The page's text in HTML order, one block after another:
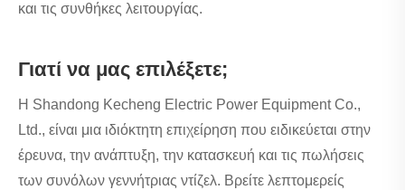
και τις συνθήκες λειτουργίας.
Γιατί να μας επιλέξετε;
Η Shandong Kecheng Electric Power Equipment Co.,
Ltd., είναι μια ιδιόκτητη επιχείρηση που ειδικεύεται στην
έρευνα, την ανάπτυξη, την κατασκευή και τις πωλήσεις
των συνόλων γεννήτριας ντίζελ. Βρείτε λεπτομερείς